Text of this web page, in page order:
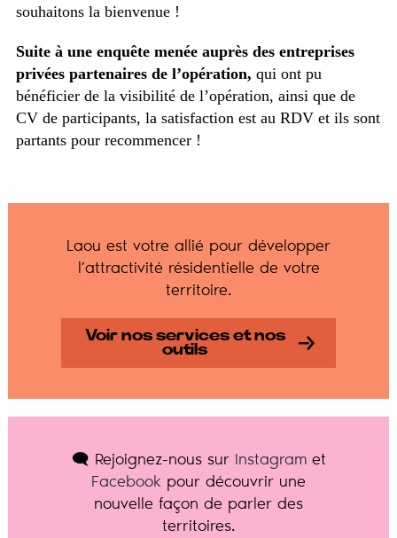
souhaitons la bienvenue !
Suite à une enquête menée auprès des entreprises
privées partenaires de l’opération, qui ont pu
bénéficier de la visibilité de l’opération, ainsi que de
CV de participants, la satisfaction est au RDV et ils sont
partants pour recommencer !
Laou est votre allié pour développer
l’attractivité résidentielle de votre
territoire.
Voir nos services et nos
outils
🗨️ Rejoignez-nous sur Instagramet
Facebook pour découvrir une
nouvelle façon de parler des
territoires.